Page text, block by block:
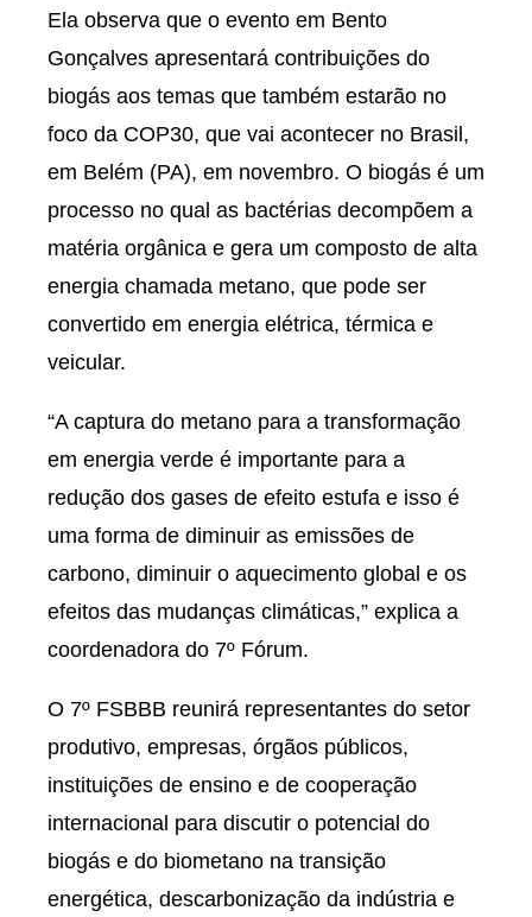
Ela observa que o evento em Bento
Gonçalves apresentará contribuições do
biogás aos temas que também estarão no
foco da COP30, que vai acontecer no Brasil,
em Belém (PA), em novembro. O biogás é um
processo no qual as bactérias decompõem a
matéria orgânica e gera um composto de alta
energia chamada metano, que pode ser
convertido em energia elétrica, térmica e
veicular.
“A captura do metano para a transformação
em energia verde é importante para a
redução dos gases de efeito estufa e isso é
uma forma de diminuir as emissões de
carbono, diminuir o aquecimento global e os
efeitos das mudanças climáticas,” explica a
coordenadora do 7º Fórum.
O 7º FSBBB reunirá representantes do setor
produtivo, empresas, órgãos públicos,
instituições de ensino e de cooperação
internacional para discutir o potencial do
biogás e do biometano na transição
energética, descarbonização da indústria e